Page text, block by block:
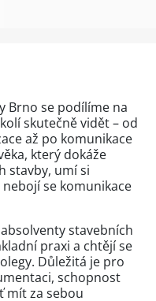
Brno se podílíme na
skutečně vidět – od
až po komunikace
který dokáže
stavby, umí si
se komunikace
stavebních
praxi a chtějí se
Důležitá je pro
schopnost
mít za sebou